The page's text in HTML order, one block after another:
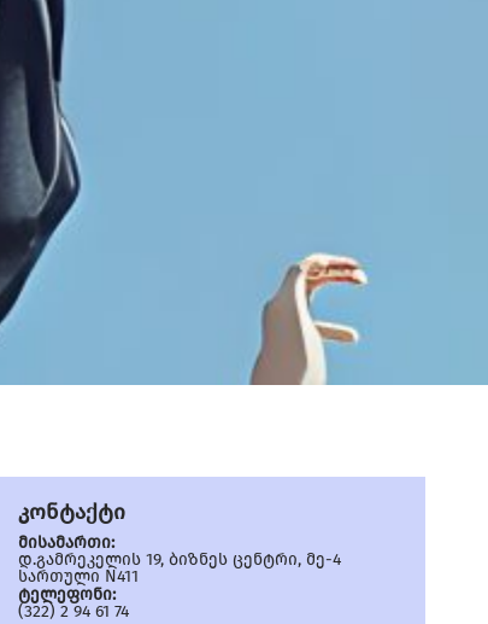
კონტაქტი
მისამართი:
დ.გამრეკელის 19, ბიზნეს ცენტრი, მე-4
სართული N411
ტელეფონი:
(322) 2 94 61 74